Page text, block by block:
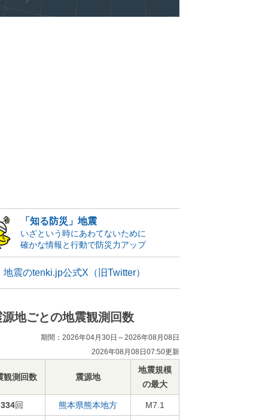
「知る防災」地震
いざという時にあわてないために
確かな情報と行動で防災力アップ
地震のtenki.jp公式X（旧Twitter）
源地ごとの地震観測回数
期間：2026年04月30日～2026年08月08日
2026年08月08日07:50更新
観測回数 震源地
地震規模
の最大
334回 熊本県熊本地方 M7.1